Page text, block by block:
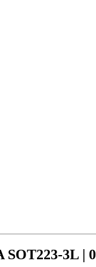
SOT223-3L |